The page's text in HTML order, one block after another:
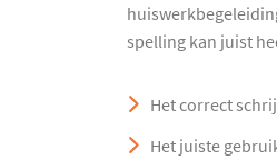
spelling kan juist
Het correct
Het juiste